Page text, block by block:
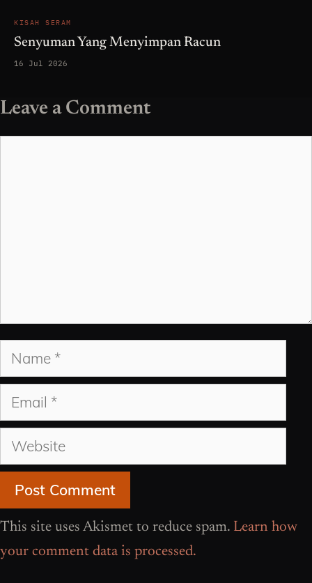
KISAH SERAM
Senyuman Yang Menyimpan Racun
16 Jul 2026
Leave a Comment
Name
Email
Website
This site uses Akismet to reduce spam. Learn how
your comment data is processed.